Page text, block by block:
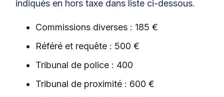
indiqués en hors taxe dans liste ci-dessous.
Commissions diverses : 185 €
Référé et requête : 500 €
Tribunal de police : 400
Tribunal de proximité : 600 €